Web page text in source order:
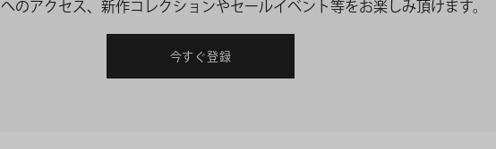
のアクセス、新作コレクションやセールイベント等をお楽しみ頂けます。
今すぐ登録